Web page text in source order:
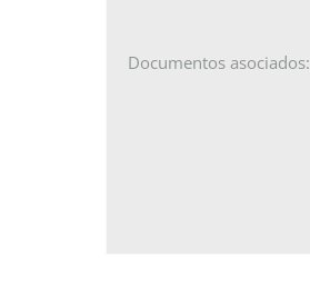
Documentos asociados: